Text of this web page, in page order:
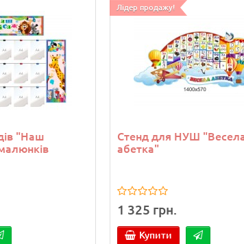
"Наш
Лідер продажу!
Стенд для НУШ
абетка"
1 325 грн.
Купити